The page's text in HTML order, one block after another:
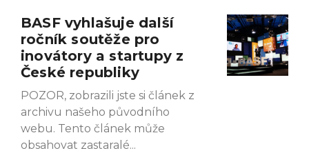
BASF vyhlašuje další
ročník soutěže pro
inovátory a startupy z
České republiky
POZOR, zobrazili jste si článek z
archivu našeho původního
webu. Tento článek může
obsahovat zastaralé